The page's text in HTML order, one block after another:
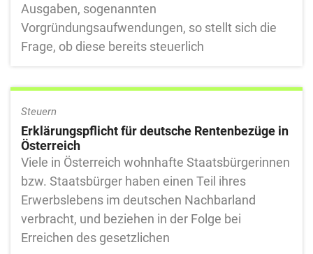
Ausgaben, sogenannten
Vorgründungsaufwendungen, so stellt sich die
Frage, ob diese bereits steuerlich
Steuern
Erklärungspflicht für deutsche Rentenbezüge in
Österreich
Viele in Österreich wohnhafte Staatsbürgerinnen
bzw. Staatsbürger haben einen Teil ihres
Erwerbslebens im deutschen Nachbarland
verbracht, und beziehen in der Folge bei
Erreichen des gesetzlichen